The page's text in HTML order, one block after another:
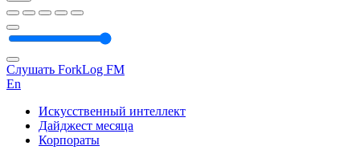
Слушать ForkLog FM
En
Искусственный интеллект
Дайджест месяца
Корпораты